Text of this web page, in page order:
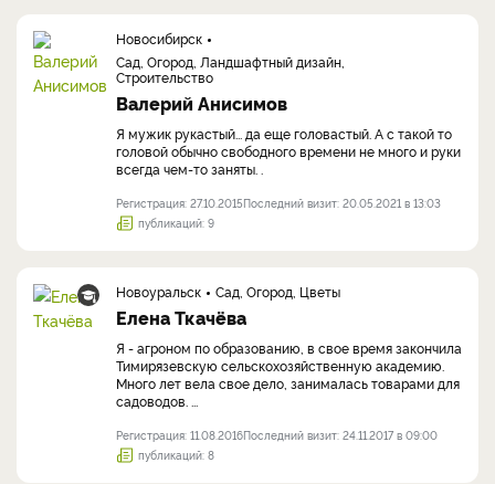
Новосибирск
Сад, Огород, Ландшафтный дизайн,
Строительство
Валерий Анисимов
Я мужик рукастый... да еще головастый. А с такой то
головой обычно свободного времени не много и руки
всегда чем-то заняты. .
Регистрация: 27.10.2015Последний визит: 20.05.2021 в 13:03
публикаций: 9
Новоуральск Сад, Огород, Цветы
Елена Ткачёва
Я - агроном по образованию, в свое время закончила
Тимирязевскую сельскохозяйственную академию.
Много лет вела свое дело, занималась товарами для
садоводов. ...
Регистрация: 11.08.2016Последний визит: 24.11.2017 в 09:00
публикаций: 8